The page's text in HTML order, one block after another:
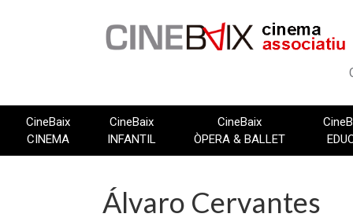
CineBaix
CINEMA
CineBaix
INFANTIL
CineBaix
ÒPERA & BALLET
Álvaro Cervantes